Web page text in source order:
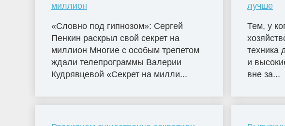
миллион
«Словно под гипнозом»: Сергей
Пенкин раскрыл свой секрет на
миллион Многие с особым трепетом
ждали телепрограммы Валерии
Кудрявцевой «Секрет на милли...
лучше
Тем, у
техника
и
вне за...